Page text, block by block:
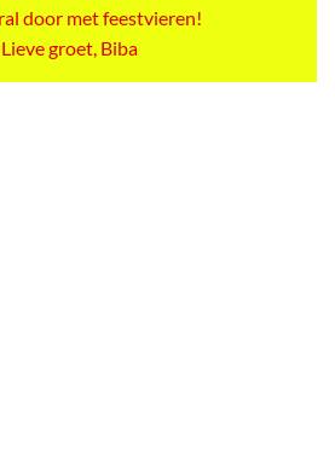
door met feestvieren!
Lieve groet, Biba